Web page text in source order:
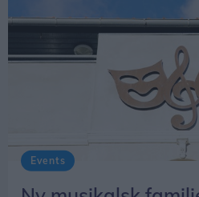
Events